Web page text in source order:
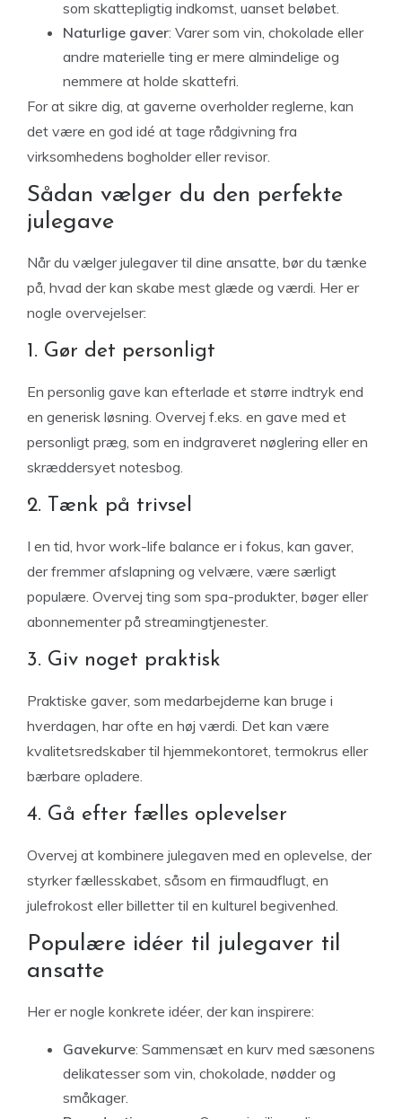
som skattepligtig indkomst, uanset beløbet.
Naturlige gaver: Varer som vin, chokolade eller
andre materielle ting er mere almindelige og
nemmere at holde skattefri.
For at sikre dig, at gaverne overholder reglerne, kan
det være en god idé at tage rådgivning fra
virksomhedens bogholder eller revisor.
Sådan vælger du den perfekte
julegave
Når du vælger julegaver til dine ansatte, bør du tænke
på, hvad der kan skabe mest glæde og værdi. Her er
nogle overvejelser:
1. Gør det personligt
En personlig gave kan efterlade et større indtryk end
en generisk løsning. Overvej f.eks. en gave med et
personligt præg, som en indgraveret nøglering eller en
skræddersyet notesbog.
2. Tænk på trivsel
I en tid, hvor work-life balance er i fokus, kan gaver,
der fremmer afslapning og velvære, være særligt
populære. Overvej ting som spa-produkter, bøger eller
abonnementer på streamingtjenester.
3. Giv noget praktisk
Praktiske gaver, som medarbejderne kan bruge i
hverdagen, har ofte en høj værdi. Det kan være
kvalitetsredskaber til hjemmekontoret, termokrus eller
bærbare opladere.
4. Gå efter fælles oplevelser
Overvej at kombinere julegaven med en oplevelse, der
styrker fællesskabet, såsom en firmaudflugt, en
julefrokost eller billetter til en kulturel begivenhed.
Populære idéer til julegaver til
ansatte
Her er nogle konkrete idéer, der kan inspirere:
Gavekurve: Sammensæt en kurv med sæsonens
delikatesser som vin, chokolade, nødder og
småkager.